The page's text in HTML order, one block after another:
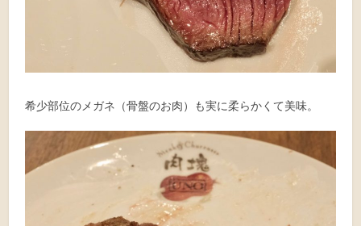
希少部位のメガネ（骨盤のお肉）も実に柔らかくて美味。